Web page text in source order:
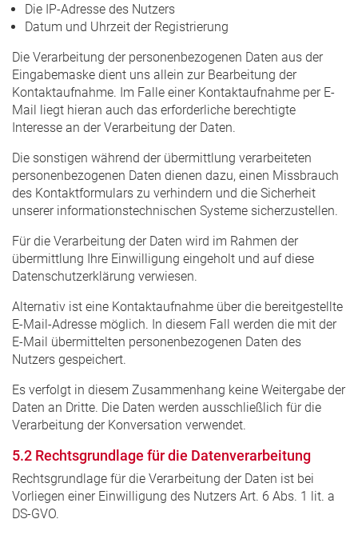
Die IP-Adresse des Nutzers
Datum und Uhrzeit der Registrierung
Die Verarbeitung der personenbezogenen Daten aus der
Eingabemaske dient uns allein zur Bearbeitung der
Kontaktaufnahme. Im Falle einer Kontaktaufnahme per E-
Mail liegt hieran auch das erforderliche berechtigte
Interesse an der Verarbeitung der Daten.
Die sonstigen während der übermittlung verarbeiteten
personenbezogenen Daten dienen dazu, einen Missbrauch
des Kontaktformulars zu verhindern und die Sicherheit
unserer informationstechnischen Systeme sicherzustellen.
Für die Verarbeitung der Daten wird im Rahmen der
übermittlung Ihre Einwilligung eingeholt und auf diese
Datenschutzerklärung verwiesen.
Alternativ ist eine Kontaktaufnahme über die bereitgestellte
E-Mail-Adresse möglich. In diesem Fall werden die mit der
E-Mail übermittelten personenbezogenen Daten des
Nutzers gespeichert.
Es verfolgt in diesem Zusammenhang keine Weitergabe der
Daten an Dritte. Die Daten werden ausschließlich für die
Verarbeitung der Konversation verwendet.
5.2 Rechtsgrundlage für die Datenverarbeitung
Rechtsgrundlage für die Verarbeitung der Daten ist bei
Vorliegen einer Einwilligung des Nutzers Art. 6 Abs. 1 lit. a
DS-GVO.